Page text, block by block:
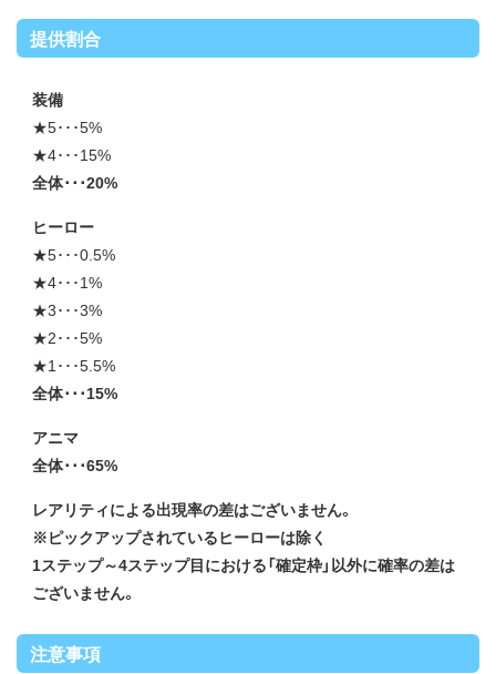
提供割合
装備
★5･･･5%
★4･･･15%
全体･･･20%
ヒーロー
★5･･･0.5%
★4･･･1%
★3･･･3%
★2･･･5%
★1･･･5.5%
全体･･･15%
アニマ
全体･･･65%
レアリティによる出現率の差はございません。
※ピックアップされているヒーローは除く
1ステップ～4ステップ目における「確定枠」以外に確率の差は
ございません。
注意事項